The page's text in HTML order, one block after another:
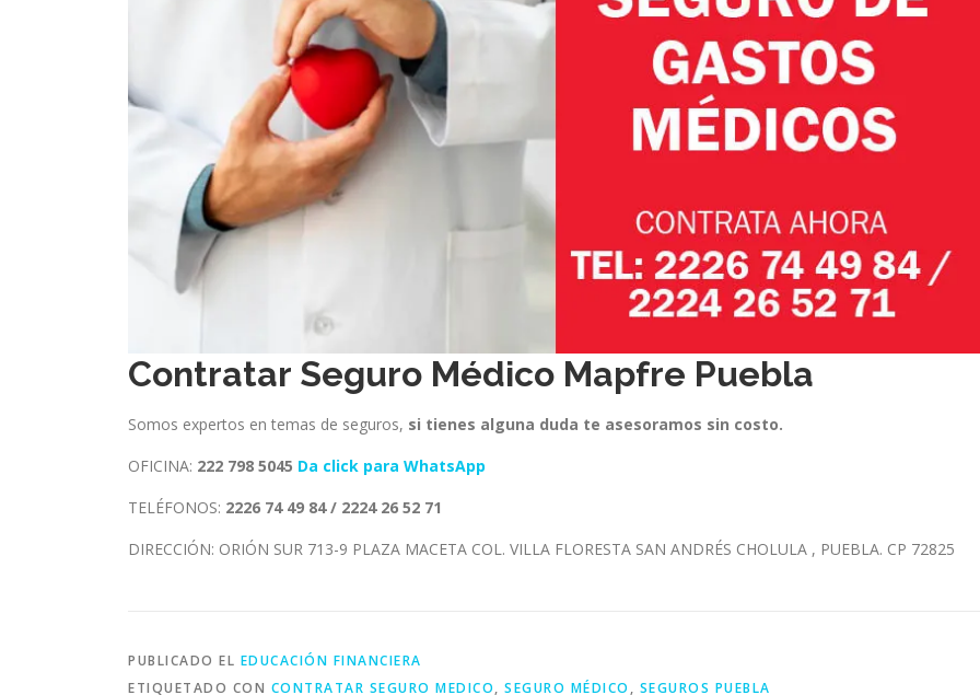
Contratar Seguro Médico Mapfre Puebla
Somos expertos en temas de seguros, si tienes alguna duda te asesoramos sin costo.
OFICINA: 222 798 5045 Da click para WhatsApp
TELÉFONOS: 2226 74 49 84 / 2224 26 52 71
DIRECCIÓN: ORIÓN SUR 713-9 PLAZA MACETA COL. VILLA FLORESTA SAN ANDRÉS CHOLULA , PUEBLA. CP 72825​
PUBLICADO EL EDUCACIÓN FINANCIERA
ETIQUETADO CON CONTRATAR SEGURO MEDICO, SEGURO MÉDICO , SEGUROS PUEBLA